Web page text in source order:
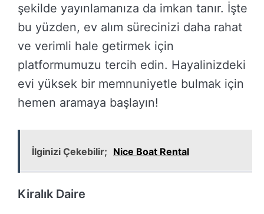
şekilde yayınlamanıza da imkan tanır. İşte
bu yüzden, ev alım sürecinizi daha rahat
ve verimli hale getirmek için
platformumuzu tercih edin. Hayalinizdeki
evi yüksek bir memnuniyetle bulmak için
hemen aramaya başlayın!
İlginizi Çekebilir; Nice Boat Rental
Kiralık Daire